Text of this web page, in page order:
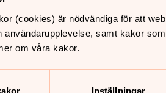
(cookies) är nödvändiga för att
användarupplevelse, samt kakor
om våra kakor.
Inställningar
en väg in i den kristna
kyrkan. Men för många är